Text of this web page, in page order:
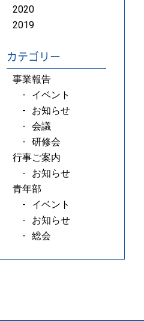
2020
2019
カテゴリー
事業報告
イベント
お知らせ
会議
研修会
行事ご案内
お知らせ
青年部
イベント
お知らせ
総会